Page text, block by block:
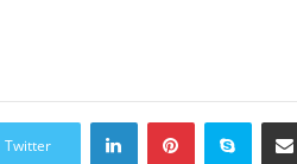
Twitter
LinkedInPinterestSkype